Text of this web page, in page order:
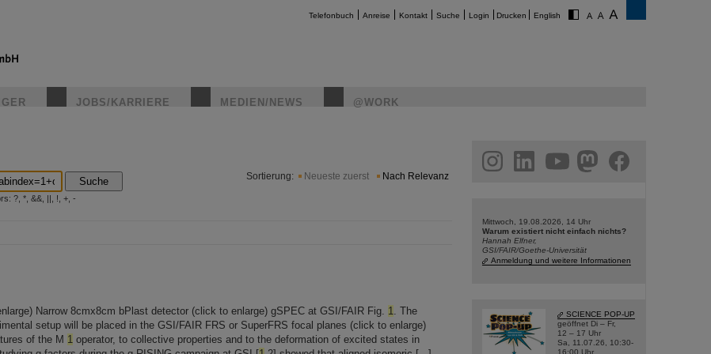
Telefonbuch Anreise Kontakt Suche Login Drucken English
JOBS/KARRIERE MEDIEN/NEWS @WORK
Suche
?, *, &&, ||, !, +, -
Sortierung: Neueste zuerst Nach Relevanz
Narrow 8cmx8cm bPlast detector (click to enlarge) gSPEC at GSI/FAIR Fig. 1. The
setup will be placed in the GSI/FAIR FRS or SuperFRS focal planes (click to enlarge)
of the M 1 operator, to collective properties and to the deformation of excited states in
facebook
Mittwoch, 19.08.2026, 14 Uhr
Warum existiert nicht einfach nichts?
Hannah Elfner,
GSI/FAIR/Goethe-Universität
Anmeldung und weitere Informationen
SCIENCE POP-UP
geöffnet Di – Fr,
12 – 17 Uhr
Sa, 11.07.26, 10:30-
16:00 Uhr